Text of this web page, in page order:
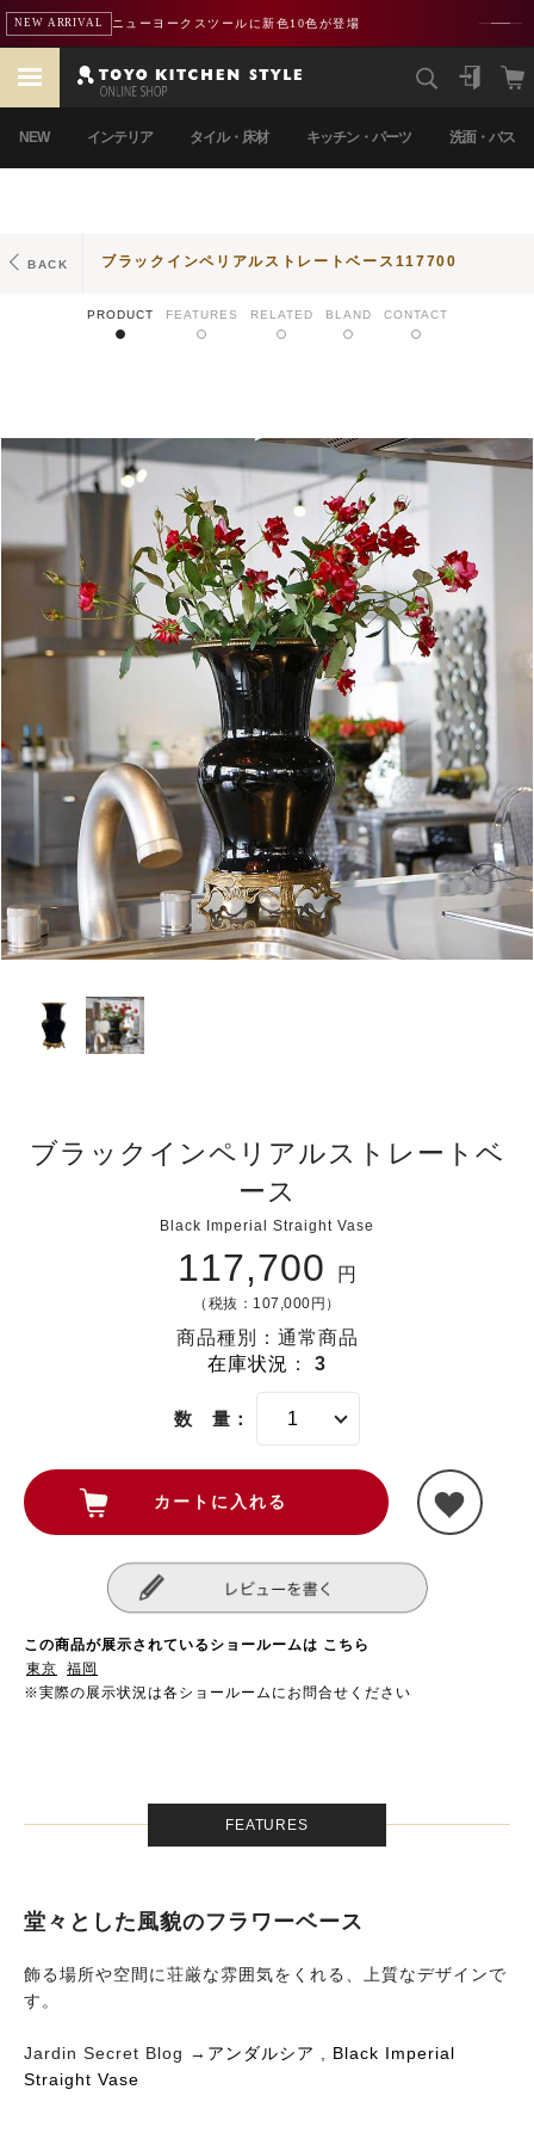
NEW ARRIVAL ニューヨークスツールに新色10色が登場
NEW インテリア タイル・床材 キッチン・パーツ 洗面・バス
BACK ブラックインペリアルストレートベース117700
PRODUCT FEATURES RELATED BLAND CONTACT
ブラックインペリアルストレートベ
ース
Black Imperial Straight Vase
117,700 円
（税抜：107,000円）
商品種別：通常商品
在庫状況 ： 3
数 量：
この商品が展示されているショールームは こちら
東京
福岡
※実際の展示状況は各ショールームにお問合せください
FEATURES
堂々とした風貌のフラワーベース
飾る場所や空間に荘厳な雰囲気をくれる、上質なデザインで
す。
Jardin Secret Blog → アンダルシア , Black Imperial
Straight Vase